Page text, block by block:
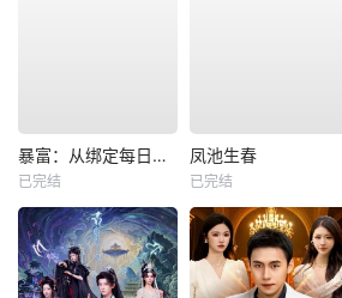
暴富：从绑定每日消费系统开始
已完结
凤池生春
已完结